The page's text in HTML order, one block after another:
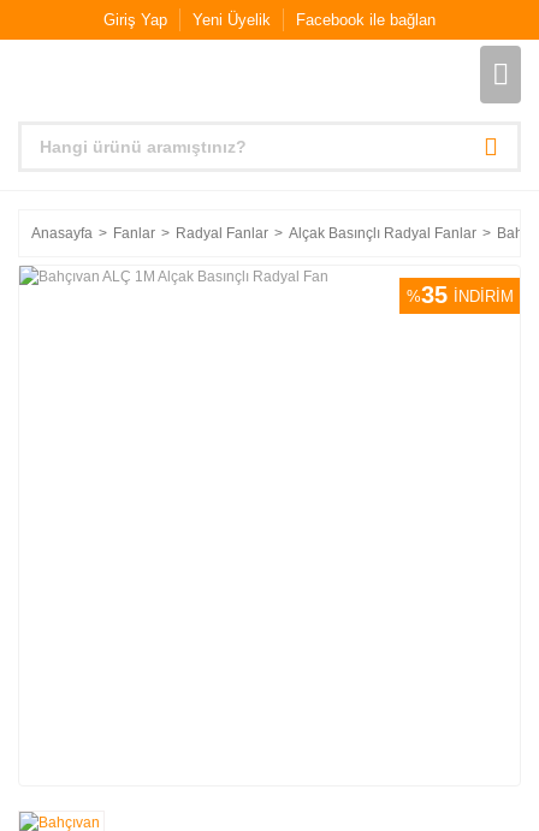
Giriş Yap Yeni Üyelik Facebook ile bağlan
Anasayfa Fanlar Radyal Fanlar Alçak Basınçlı Radyal Fanlar
%35 İNDİRİM